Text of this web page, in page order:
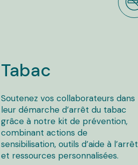
Tabac
Soutenez vos collaborateurs dans
leur démarche d’arrêt du tabac
grâce à notre kit de prévention,
combinant actions de
sensibilisation, outils d’aide à l’arrêt
et ressources personnalisées.